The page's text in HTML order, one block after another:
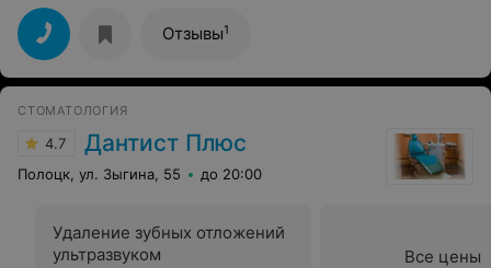
находясь в кресле стоматолога проходит на одном
дыхании. Спасибо большое !
Отзывы1
СТОМАТОЛОГИЯ
4.7 Дантист Плюс
Полоцк, ул. Зыгина, 55 до 20:00
Удаление зубных отложений
ультразвуком
Все цены